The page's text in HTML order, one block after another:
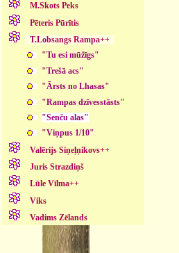
M.Skots Peks
Pēteris Pūrītis
T.Lobsangs Rampa++
"Tu esi mūžīgs"
"Trešā acs"
"Ārsts no Lhasas"
"Rampas dzīvesstāsts"
"Senču alas"
"Viņpus 1/10"
Valērijs Siņeļņikovs++
Juris Strazdiņš
Lūle Vīlma++
Viks
Vadims Zēlands